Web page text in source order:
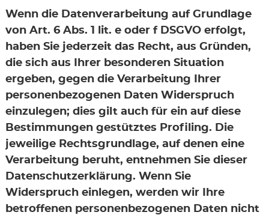
Wenn die Datenverarbeitung auf Grundlage
von Art. 6 Abs. 1 lit. e oder f DSGVO erfolgt,
haben Sie jederzeit das Recht, aus Gründen,
die sich aus Ihrer besonderen Situation
ergeben, gegen die Verarbeitung Ihrer
personenbezogenen Daten Widerspruch
einzulegen; dies gilt auch für ein auf diese
Bestimmungen gestütztes Profiling. Die
jeweilige Rechtsgrundlage, auf denen eine
Verarbeitung beruht, entnehmen Sie dieser
Datenschutzerklärung. Wenn Sie
Widerspruch einlegen, werden wir Ihre
betroffenen personenbezogenen Daten nicht